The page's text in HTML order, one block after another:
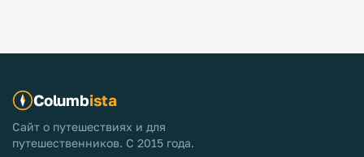
Columbista
Сайт о путешествиях и для
путешественников. С 2015 года.